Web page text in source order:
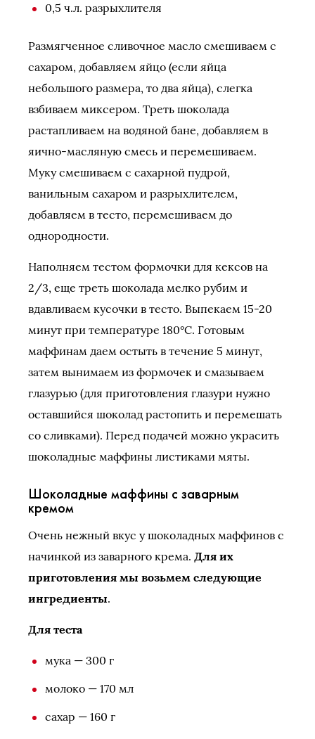
0,5 ч.л. разрыхлителя
Размягченное сливочное масло смешиваем с
сахаром, добавляем яйцо (если яйца
небольшого размера, то два яйца), слегка
взбиваем миксером. Треть шоколада
растапливаем на водяной бане, добавляем в
яично-масляную смесь и перемешиваем.
Муку смешиваем с сахарной пудрой,
ванильным сахаром и разрыхлителем,
добавляем в тесто, перемешиваем до
однородности.
Наполняем тестом формочки для кексов на
2/3, еще треть шоколада мелко рубим и
вдавливаем кусочки в тесто. Выпекаем 15-20
минут при температуре 180°C. Готовым
маффинам даем остыть в течение 5 минут,
затем вынимаем из формочек и смазываем
глазурью (для приготовления глазури нужно
оставшийся шоколад растопить и перемешать
со сливками). Перед подачей можно украсить
шоколадные маффины листиками мяты.
Шоколадные маффины с заварным
кремом
Очень нежный вкус у шоколадных маффинов с
начинкой из заварного крема. Для их
приготовления мы возьмем следующие
ингредиенты.
Для теста
мука — 300 г
молоко — 170 мл
сахар — 160 г